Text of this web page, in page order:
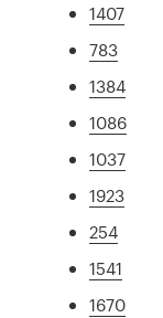
1407
783
1384
1086
1037
1923
254
1541
1670